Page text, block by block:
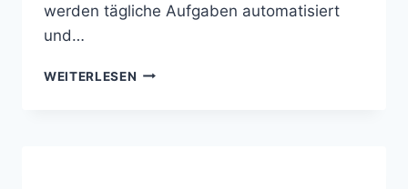
werden tägliche Aufgaben automatisiert
und…
WEITERLESEN APPFOLIO